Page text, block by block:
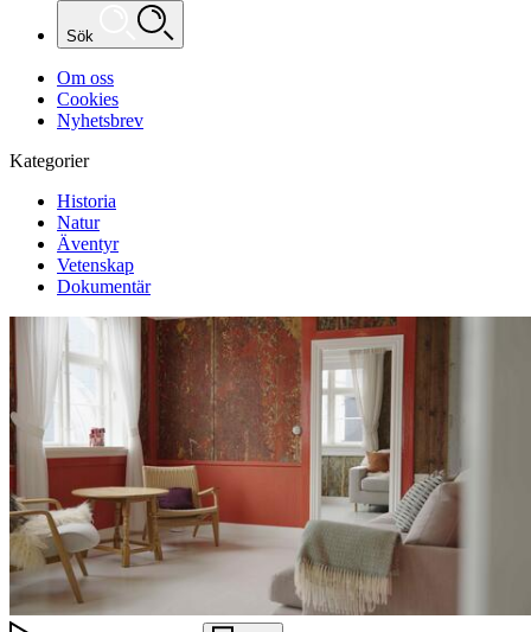
Sök
Om oss
Cookies
Nyhetsbrev
Kategorier
Historia
Natur
Äventyr
Vetenskap
Dokumentär